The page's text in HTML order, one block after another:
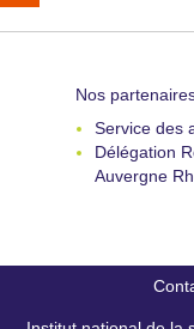
Nos
Service des
Délégation
Auvergne